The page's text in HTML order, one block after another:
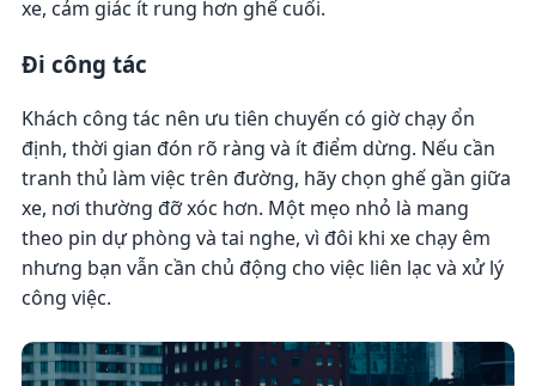
xe, cảm giác ít rung hơn ghế cuối.
Đi công tác
Khách công tác nên ưu tiên chuyến có giờ chạy ổn
định, thời gian đón rõ ràng và ít điểm dừng. Nếu cần
tranh thủ làm việc trên đường, hãy chọn ghế gần giữa
xe, nơi thường đỡ xóc hơn. Một mẹo nhỏ là mang
theo pin dự phòng và tai nghe, vì đôi khi xe chạy êm
nhưng bạn vẫn cần chủ động cho việc liên lạc và xử lý
công việc.